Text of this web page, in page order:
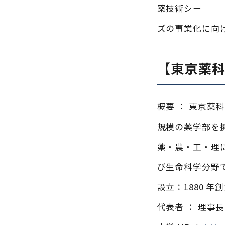
薬技術シー
ズの事業化に向
【東京薬
概要 ： 東京薬
規模の薬学部を
薬・農・工・理
び生命科学分野
設立：1880 年
代表者 ： 理事